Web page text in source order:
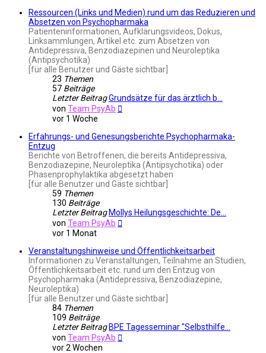
Ressourcen (Links und Medien) rund um das Reduzieren und
Absetzen von Psychopharmaka
Patienteninformationen, Aufklärungsvideos, Dokus,
Linksammlungen, Artikel etc. zum Absetzen von
Antidepressiva, Benzodiazepinen und Neuroleptika
(Antipsychotika)
[für alle Benutzer und Gäste sichtbar]
23 Themen
57 Beiträge
Letzter BeitragGrundsätze für das ärztlich b…
von Team PsyAb
vor 1 Woche
Erfahrungs- und Genesungsberichte Psychopharmaka-
Entzug
Berichte von Betroffenen, die bereits Antidepressiva,
Benzodiazepine, Neuroleptika (Antipsychotika) oder
Phasenprophylaktika abgesetzt haben
[für alle Benutzer und Gäste sichtbar]
59 Themen
130 Beiträge
Letzter Beitrag Mollys Heilungsgeschichte: De…
von Team PsyAb
vor 1 Monat
Veranstaltungshinweise und Öffentlichkeitsarbeit
Informationen zu Veranstaltungen, Teilnahme an Studien,
Öffentlichkeitsarbeit etc. rund um den Entzug von
Psychopharmaka (Antidepressiva, Benzodiazepine,
Neuroleptika)
[für alle Benutzer und Gäste sichtbar]
84 Themen
109 Beiträge
Letzter Beitrag BPE Tagesseminar "Selbsthilfe…
von Team PsyAb
vor 2 Wochen